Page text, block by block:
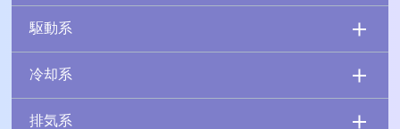
駆動系
冷却系
排気系